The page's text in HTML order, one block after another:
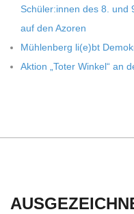
Schüler:innen des 8. und
auf den Azoren
Müh­len­berg li(e)bt
Aktion „Toter Win­kel“ an